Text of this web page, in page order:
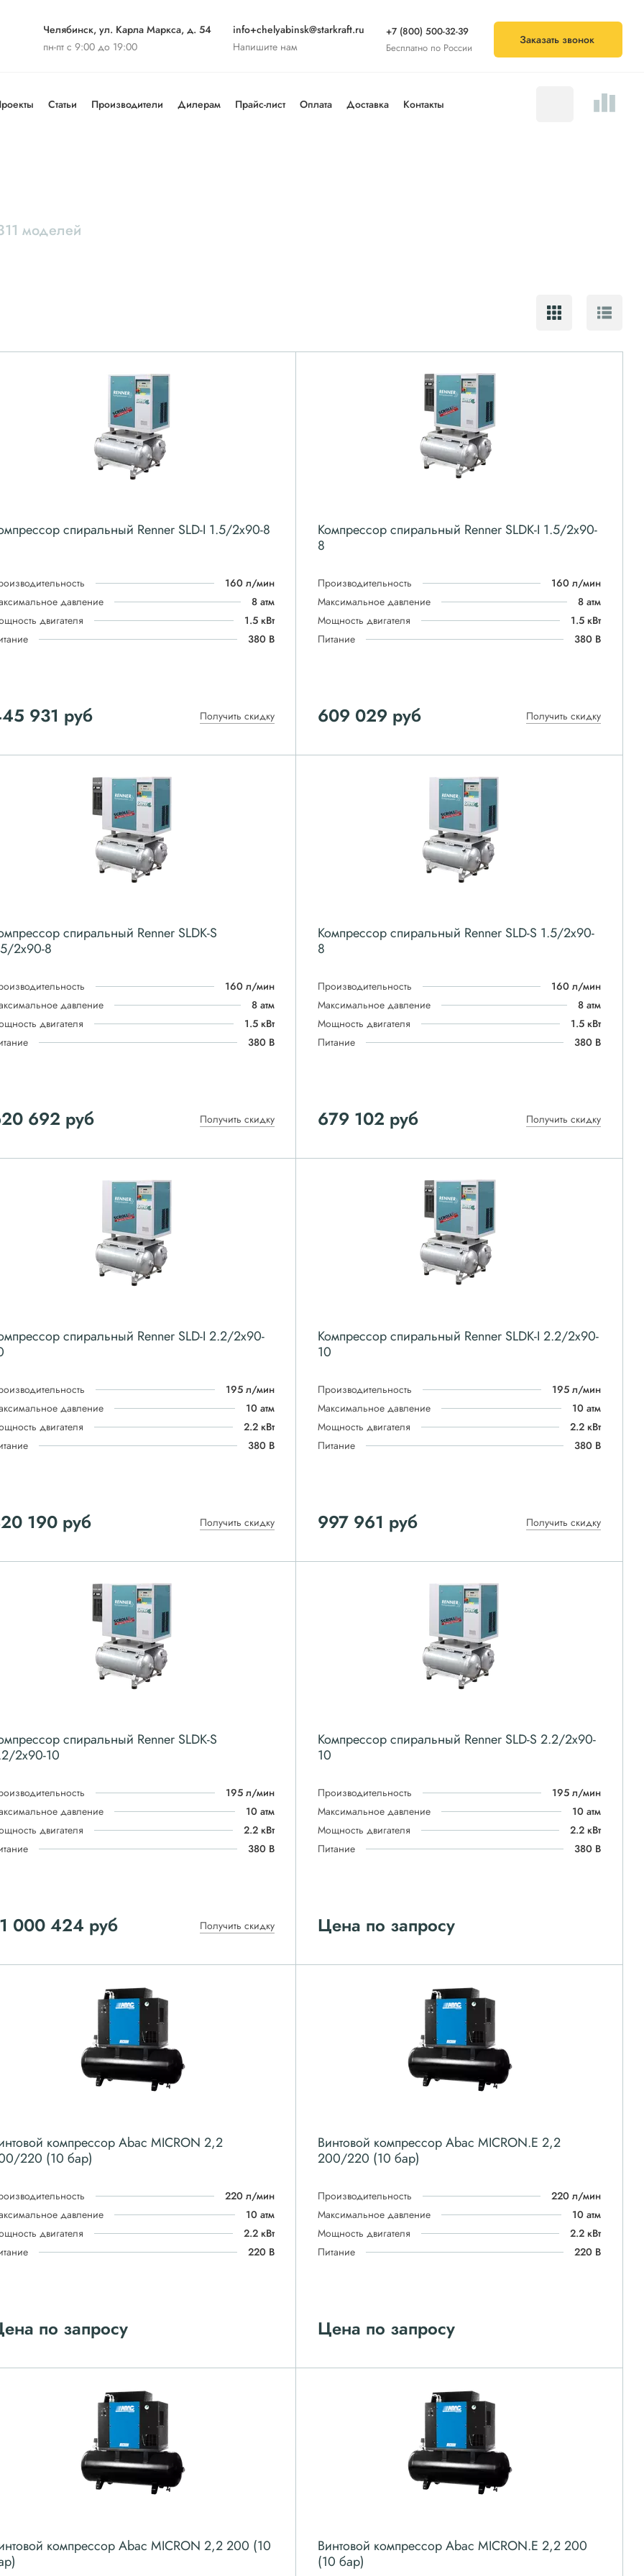
Челябинск, ул. Карла Маркса, д. 54
пн-пт с 9:00 до 19:00
info+chelyabinsk@starkraft.ru
Напишите нам
+7 (800) 500-32-39
Бесплатно по России
Заказать звонок
Статьи Производители Дилерам Прайс-лист Оплата Доставка Контакты
моделей
спиральный Renner SLD-I 1.5/2x90-8
160 л/мин
давление
8 атм
двигателя
1.5 кВт
380 В
931 руб Получить скидку
Компрессор спиральный Renner SLDK-I 1.5/2x90-
8
Производительность
160 л/мин
Максимальное давление
8 атм
Мощность двигателя
1.5 кВт
Питание
380 В
609 029 руб Получить скидку
спиральный Renner SLDK-S
2x90-8
160 л/мин
давление
8 атм
двигателя
1.5 кВт
380 В
692 руб Получить скидку
Компрессор спиральный Renner SLD-S 1.5/2x90-
8
Производительность
160 л/мин
Максимальное давление
8 атм
Мощность двигателя
1.5 кВт
Питание
380 В
679 102 руб Получить скидку
спиральный Renner SLD-I 2.2/2x90-
195 л/мин
давление
10 атм
двигателя
2.2 кВт
380 В
190 руб Получить скидку
Компрессор спиральный Renner SLDK-I 2.2/2x90-
10
Производительность
195 л/мин
Максимальное давление
10 атм
Мощность двигателя
2.2 кВт
Питание
380 В
997 961 руб Получить скидку
спиральный Renner SLDK-S
2x90-10
195 л/мин
давление
10 атм
двигателя
2.2 кВт
380 В
000 424 руб Получить скидку
Компрессор спиральный Renner SLD-S 2.2/2x90-
10
Производительность
195 л/мин
Максимальное давление
10 атм
Мощность двигателя
2.2 кВт
Питание
380 В
Цена по запросу
компрессор Abac MICRON 2,2
220 (10 бар)
220 л/мин
давление
10 атм
двигателя
2.2 кВт
220 В
по запросу
Винтовой компрессор Abac MICRON.E 2,2
200/220 (10 бар)
Производительность
220 л/мин
Максимальное давление
10 атм
Мощность двигателя
2.2 кВт
Питание
220 В
Цена по запросу
компрессор Abac MICRON 2,2 200 (10
Винтовой компрессор Abac MICRON.E 2,2 200
(10 бар)